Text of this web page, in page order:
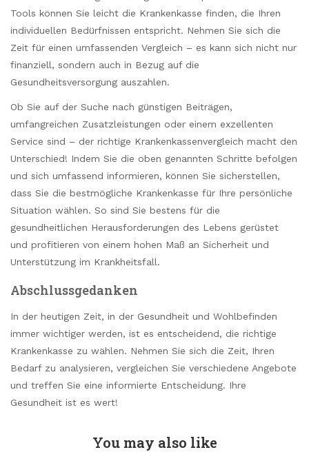
Tools können Sie leicht die Krankenkasse finden, die Ihren
individuellen Bedürfnissen entspricht. Nehmen Sie sich die
Zeit für einen umfassenden Vergleich – es kann sich nicht nur
finanziell, sondern auch in Bezug auf die
Gesundheitsversorgung auszahlen.
Ob Sie auf der Suche nach günstigen Beiträgen,
umfangreichen Zusatzleistungen oder einem exzellenten
Service sind – der richtige Krankenkassenvergleich macht den
Unterschied! Indem Sie die oben genannten Schritte befolgen
und sich umfassend informieren, können Sie sicherstellen,
dass Sie die bestmögliche Krankenkasse für Ihre persönliche
Situation wählen. So sind Sie bestens für die
gesundheitlichen Herausforderungen des Lebens gerüstet
und profitieren von einem hohen Maß an Sicherheit und
Unterstützung im Krankheitsfall.
Abschlussgedanken
In der heutigen Zeit, in der Gesundheit und Wohlbefinden
immer wichtiger werden, ist es entscheidend, die richtige
Krankenkasse zu wählen. Nehmen Sie sich die Zeit, Ihren
Bedarf zu analysieren, vergleichen Sie verschiedene Angebote
und treffen Sie eine informierte Entscheidung. Ihre
Gesundheit ist es wert!
You may also like